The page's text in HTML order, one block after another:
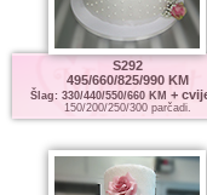
S292
495/660/825/990 KM
Šlag: 330/440/550/660 KM +
150/200/250/300 parčadi.